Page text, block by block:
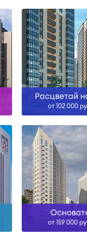
Расцветай
от 102 000
от 159 000
IV-26
Узнать
Сдан
Узнать